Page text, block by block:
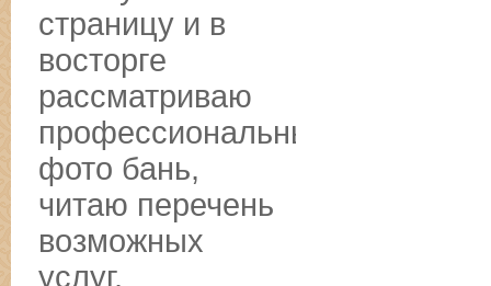
страницу и в
восторге
рассматриваю
профессиональные
фото бань,
читаю перечень
возможных
услуг,